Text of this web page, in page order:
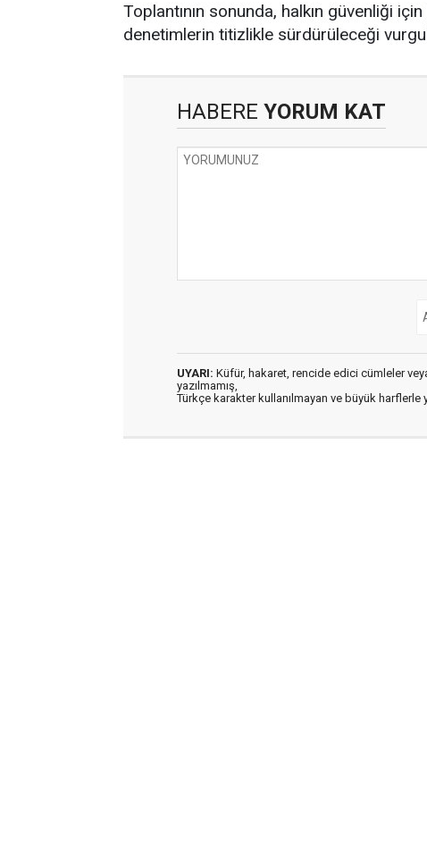
Toplantının sonunda, halkın güvenliği
denetimlerin titizlikle sürdürüleceği
HABERE YORUM KAT
UYARI: Küfür, hakaret, rencide edici cümleler
yazılmamış,
Türkçe karakter kullanılmayan ve büyük harflerle